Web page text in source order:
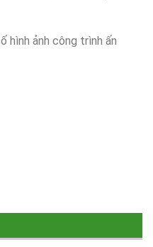
hình ảnh công trình ấn